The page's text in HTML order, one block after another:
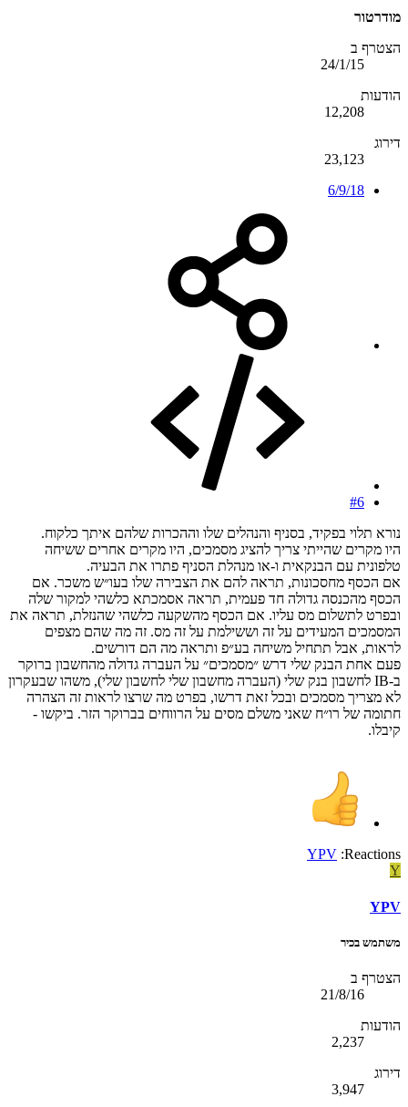
מודרטור
הצטרף ב
24/1/15
הודעות
12,208
דירוג
23,123
6/9/18
#6
נורא תלוי בפקיד, בסניף והנהלים שלו וההכרות שלהם איתך כלקוח.
היו מקרים שהייתי צריך להציג מסמכים, היו מקרים אחרים ששיחה
טלפונית עם הבנקאית ו-או מנהלת הסניף פתרו את הבעיה.
אם הכסף מחסכונות, תראה להם את הצבירה שלו בעו״ש משכר. אם
הכסף מהכנסה גדולה חד פעמית, תראה אסמכתא כלשהי למקור שלה
ובפרט לתשלום מס עליו. אם הכסף מהשקעה כלשהי שהנזלת, תראה את
המסמכים המעידים על זה וששילמת על זה מס. זה מה שהם מצפים
לראות, אבל תתחיל משיחה בע״פ ותראה מה הם דורשים.
פעם אחת הבנק שלי דרש ״מסמכים״ על העברה גדולה מהחשבון ברוקר
ב-IB לחשבון בנק שלי (העברה מחשבון שלי לחשבון שלי), משהו שבעקרון
לא מצריך מסמכים ובכל זאת דרשו, בפרט מה שרצו לראות זה הצהרה
חתומה של רו״ח שאני משלם מסים על הרווחים בברוקר הזר. ביקשו -
קיבלו.
Reactions:
YPV
Y
YPV
משתמש בכיר
הצטרף ב
21/8/16
הודעות
2,237
דירוג
3,947